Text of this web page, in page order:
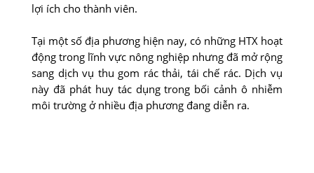
lợi ích cho thành viên.
Tại một số địa phương hiện nay, có những HTX hoạt
động trong lĩnh vực nông nghiệp nhưng đã mở rộng
sang dịch vụ thu gom rác thải, tái chế rác. Dịch vụ
này đã phát huy tác dụng trong bối cảnh ô nhiễm
môi trường ở nhiều địa phương đang diễn ra.